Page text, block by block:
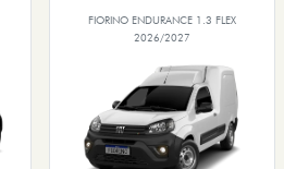
FIORINO ENDURANCE 1.3 FLEX
2026/2027